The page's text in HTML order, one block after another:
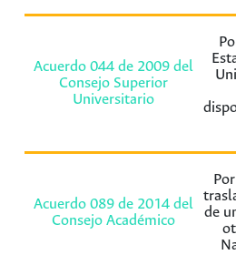
Acuerdo 044 de 2009 del
Consejo Superior
Universitario
Acuerdo 089 de 2014 del
Consejo Académico
de